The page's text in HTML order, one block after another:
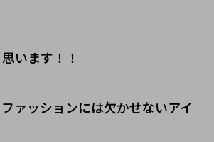
います！！
ァッションには欠かせないアイ